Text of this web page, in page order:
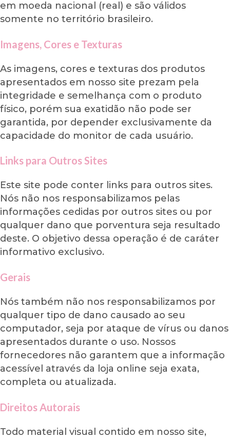
em moeda nacional (real) e são válidos
somente no território brasileiro.
Imagens, Cores e Texturas
As imagens, cores e texturas dos produtos
apresentados em nosso site prezam pela
integridade e semelhança com o produto
físico, porém sua exatidão não pode ser
garantida, por depender exclusivamente da
capacidade do monitor de cada usuário.
Links para Outros Sites
Este site pode conter links para outros sites.
Nós não nos responsabilizamos pelas
informações cedidas por outros sites ou por
qualquer dano que porventura seja resultado
deste. O objetivo dessa operação é de caráter
informativo exclusivo.
Gerais
Nós também não nos responsabilizamos por
qualquer tipo de dano causado ao seu
computador, seja por ataque de vírus ou danos
apresentados durante o uso. Nossos
fornecedores não garantem que a informação
acessível através da loja online seja exata,
completa ou atualizada.
Direitos Autorais
Todo material visual contido em nosso site,